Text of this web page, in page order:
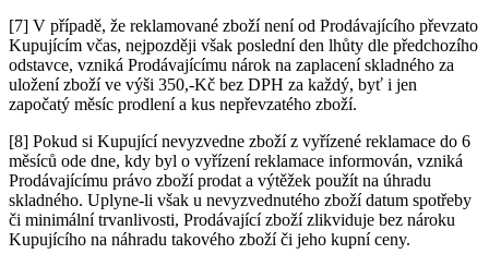
[7] V případě, že reklamované zboží není od Prodávajícího převzato
Kupujícím včas, nejpozději však poslední den lhůty dle předchozího
odstavce, vzniká Prodávajícímu nárok na zaplacení skladného za
uložení zboží ve výši 350,-Kč bez DPH za každý, byť i jen
započatý měsíc prodlení a kus nepřevzatého zboží.
[8] Pokud si Kupující nevyzvedne zboží z vyřízené reklamace do 6
měsíců ode dne, kdy byl o vyřízení reklamace informován, vzniká
Prodávajícímu právo zboží prodat a výtěžek použít na úhradu
skladného. Uplyne-li však u nevyzvednutého zboží datum spotřeby
či minimální trvanlivosti, Prodávající zboží zlikviduje bez nároku
Kupujícího na náhradu takového zboží či jeho kupní ceny.